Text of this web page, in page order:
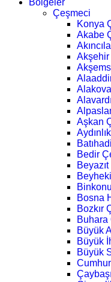
Bölgeler
Çeşmeci
Konya
Akabe
Aşkan
Bedir
Bosna
Bozkır
Buhara
Büyük
Büyük
Büyük